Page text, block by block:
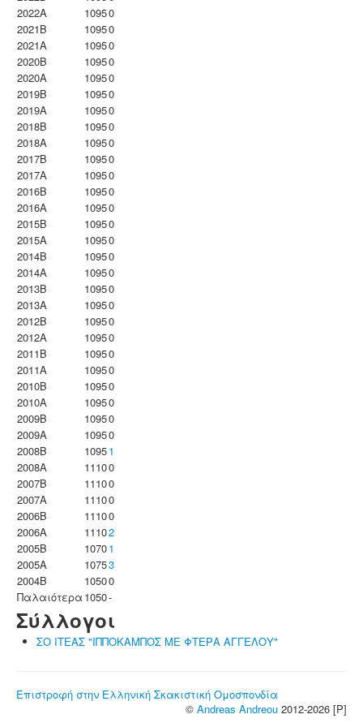
2022A
10950
2021B
10950
2021A
10950
2020B
10950
2020A
10950
2019B
10950
2019A
10950
2018B
10950
2018A
10950
2017B
10950
2017A
10950
2016B
10950
2016A
10950
2015B
10950
2015A
10950
2014B
10950
2014A
10950
2013B
10950
2013A
10950
2012B
10950
2012A
10950
2011B
10950
2011A
10950
2010B
10950
2010A
10950
2009B
10950
2009A
10950
2008B
10951
2008A
11100
2007B
11100
2007A
11100
2006B
11100
2006A
11102
2005B
10701
2005A
10753
2004B
10500
Παλαιότερα 1050-
Σύλλογοι
ΣΟ ΙΤΕΑΣ "ΙΠΠΟΚΑΜΠΟΣ ΜΕ ΦΤΕΡΑ ΑΓΓΕΛΟΥ"
Επιστροφή στην Ελληνική Σκακιστική Ομοσπονδία
© Andreas Andreou 2012-2026 [P]